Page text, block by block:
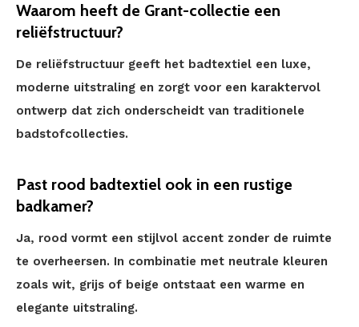
Waarom heeft de Grant-collectie een
reliëfstructuur?
De reliëfstructuur geeft het badtextiel een luxe,
moderne uitstraling en zorgt voor een karaktervol
ontwerp dat zich onderscheidt van traditionele
badstofcollecties.
Past rood badtextiel ook in een rustige
badkamer?
Ja, rood vormt een stijlvol accent zonder de ruimte
te overheersen. In combinatie met neutrale kleuren
zoals wit, grijs of beige ontstaat een warme en
elegante uitstraling.